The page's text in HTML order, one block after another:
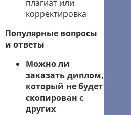
плагиат или
корректировка
Популярные вопросы
и ответы
Можно ли
заказать диплом,
который не будет
скопирован с
других